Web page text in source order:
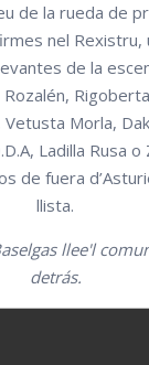
de la rueda de
nel
de la
Rozalén,
Vetusta Morla,
Ladilla Rusa
de fuera
llista.
llee'l
detrás.